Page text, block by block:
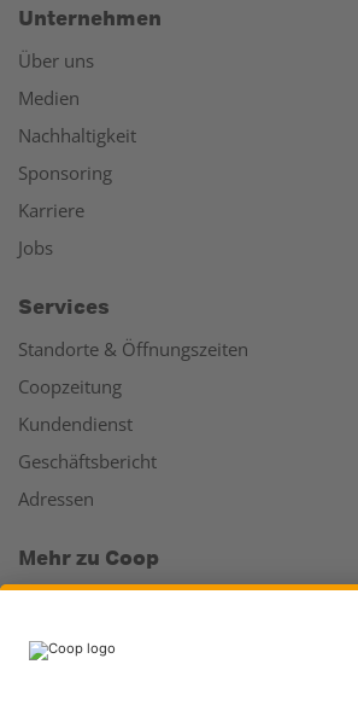
Unternehmen
Über uns
Medien
Nachhaltigkeit
Sponsoring
Karriere
Jobs
Services
Standorte & Öffnungszeiten
Coopzeitung
Kundendienst
Geschäftsbericht
Adressen
Mehr zu Coop
Läden & Services